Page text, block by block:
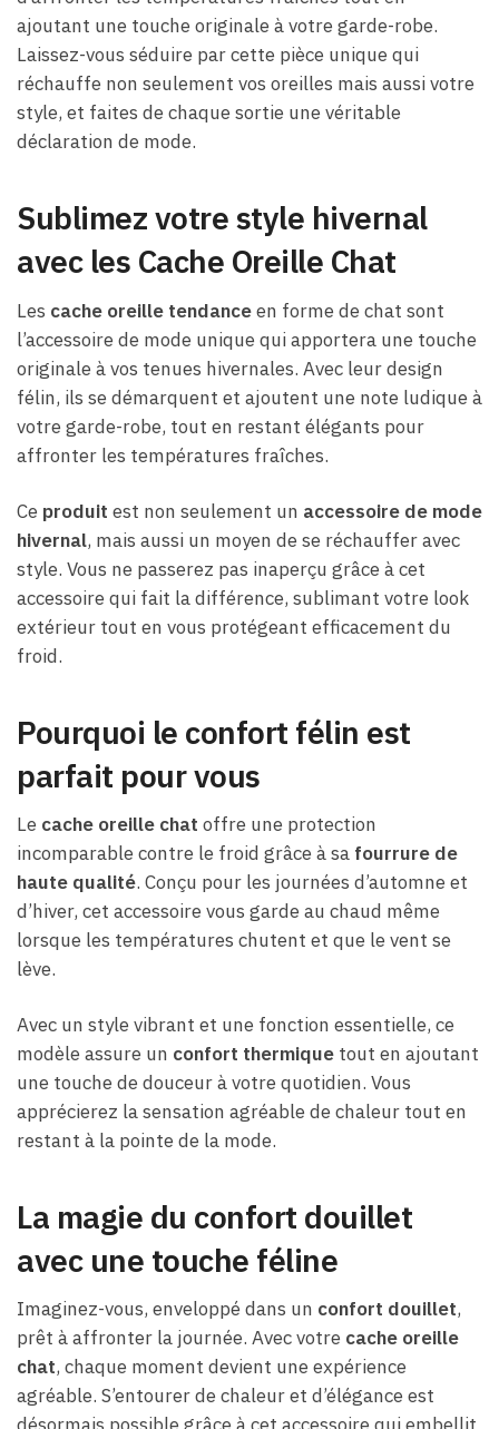
ajoutant une touche originale à votre garde-robe.
Laissez-vous séduire par cette pièce unique qui
réchauffe non seulement vos oreilles mais aussi votre
style, et faites de chaque sortie une véritable
déclaration de mode.
Sublimez votre style hivernal
avec les Cache Oreille Chat
Les cache oreille tendanceen forme de chat sont
l’accessoire de mode unique qui apportera une touche
originale à vos tenues hivernales. Avec leur design
félin, ils se démarquent et ajoutent une note ludique à
votre garde-robe, tout en restant élégants pour
affronter les températures fraîches.
Ce produit est non seulement un accessoire de mode
hivernal, mais aussi un moyen de se réchauffer avec
style. Vous ne passerez pas inaperçu grâce à cet
accessoire qui fait la différence, sublimant votre look
extérieur tout en vous protégeant efficacement du
froid.
Pourquoi le confort félin est
parfait pour vous
Le cache oreille chat offre une protection
incomparable contre le froid grâce à sa fourrure de
haute qualité. Conçu pour les journées d’automne et
d’hiver, cet accessoire vous garde au chaud même
lorsque les températures chutent et que le vent se
lève.
Avec un style vibrant et une fonction essentielle, ce
modèle assure un confort thermique tout en ajoutant
une touche de douceur à votre quotidien. Vous
apprécierez la sensation agréable de chaleur tout en
restant à la pointe de la mode.
La magie du confort douillet
avec une touche féline
Imaginez-vous, enveloppé dans un confort douillet,
prêt à affronter la journée. Avec votre cache oreille
chat, chaque moment devient une expérience
agréable. S’entourer de chaleur et d’élégance est